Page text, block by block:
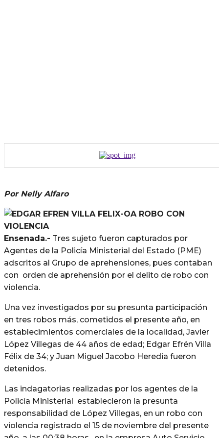
Por Nelly Alfaro
Ensenada.- Tres sujeto fueron capturados por
Agentes de la Policía Ministerial del Estado (PME)
adscritos al Grupo de aprehensiones, pues contaban
con orden de aprehensión por el delito de robo con
violencia.
Una vez investigados por su presunta participación
en tres robos más, cometidos el presente año, en
establecimientos comerciales de la localidad, Javier
López Villegas de 44 años de edad; Edgar Efrén Villa
Félix de 34; y Juan Miguel Jacobo Heredia fueron
detenidos.
Las indagatorias realizadas por los agentes de la
Policía Ministerial establecieron la presunta
responsabilidad de López Villegas, en un robo con
violencia registrado el 15 de noviembre del presente